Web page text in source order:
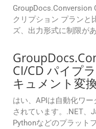
GroupDocs.Conversion
クリプション プランと
ズ、出力形式に制限が
CI/CD パイプ
キュメント変
はい、APIは自動化ワ
されています。.NET、
Pythonなどのプラット